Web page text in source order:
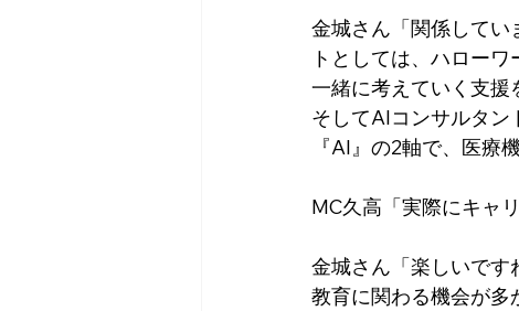
金城さん「関係してい
トとしては、ハロー
一緒に考えていく支援
そしてAIコンサルタン
『AI』の2軸で、医療
MC久高「実際にキャ
金城さん「楽しいで
教育に関わる機会が